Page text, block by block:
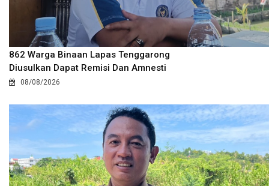
862 Warga Binaan Lapas Tenggarong
Diusulkan Dapat Remisi Dan Amnesti
08/08/2026